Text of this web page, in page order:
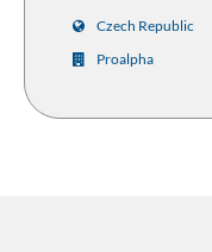
Czech Republic
Proalpha